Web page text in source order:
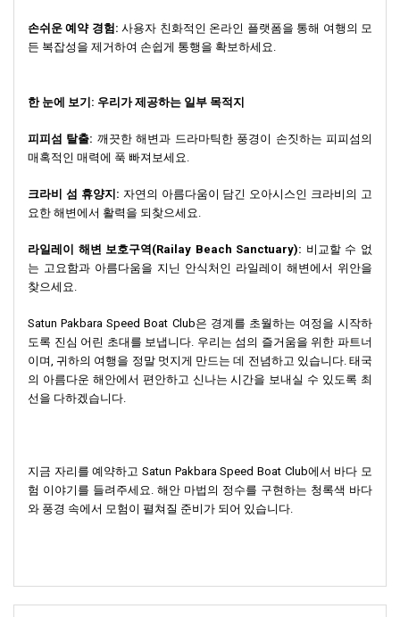
손쉬운 예약 경험:사용자 친화적인 온라인 플랫폼을 통해 여행의 모
든 ​​복잡성을 제거하여 손쉽게 통행을 확보하세요.
한 눈에 보기: 우리가 제공하는 일부 목적지
피피섬 탈출: 깨끗한 해변과 드라마틱한 풍경이 손짓하는 피피섬의
매혹적인 매력에 푹 빠져보세요.
크라비 섬 휴양지: 자연의 아름다움이 담긴 오아시스인 크라비의 고
요한 해변에서 활력을 되찾으세요.
라일레이 해변 보호구역(Railay Beach Sanctuary): 비교할 수 없
는 고요함과 아름다움을 지닌 안식처인 라일레이 해변에서 위안을
찾으세요.
Satun Pakbara Speed ​​Boat Club은 경계를 초월하는 여정을 시작하
도록 진심 어린 초대를 보냅니다. 우리는 섬의 즐거움을 위한 파트너
이며, 귀하의 여행을 정말 멋지게 만드는 데 전념하고 있습니다. 태국
의 아름다운 해안에서 편안하고 신나는 시간을 보내실 수 있도록 최
선을 다하겠습니다.
지금 자리를 예약하고 Satun Pakbara Speed ​​Boat Club에서 바다 모
험 이야기를 들려주세요. 해안 마법의 정수를 구현하는 청록색 바다
와 풍경 속에서 모험이 펼쳐질 준비가 되어 있습니다.